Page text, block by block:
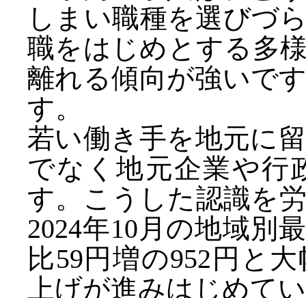
しまい職種を選びづ
職をはじめとする多
離れる傾向が強いで
す。
若い働き手を地元に
でなく地元企業や行
す。こうした認識を
2024年10月の地域別
比59円増の952円と
上げが進みはじめて